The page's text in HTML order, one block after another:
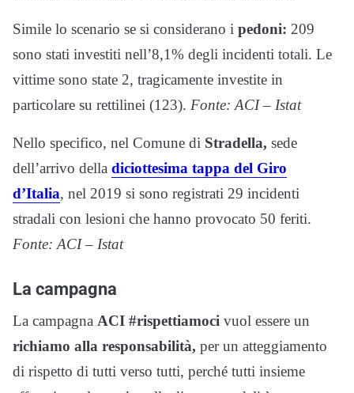
Simile lo scenario se si considerano i pedoni: 209
sono stati investiti nell’8,1% degli incidenti totali. Le
vittime sono state 2, tragicamente investite in
particolare su rettilinei (123). Fonte: ACI – Istat
Nello specifico, nel Comune di Stradella, sede
dell’arrivo della diciottesima tappa del Giro
d’Italia, nel 2019 si sono registrati 29 incidenti
stradali con lesioni che hanno provocato 50 feriti.
Fonte: ACI – Istat
La campagna
La campagna ACI #rispettiamoci vuol essere un
richiamo alla responsabilità, per un atteggiamento
di rispetto di tutti verso tutti, perché tutti insieme